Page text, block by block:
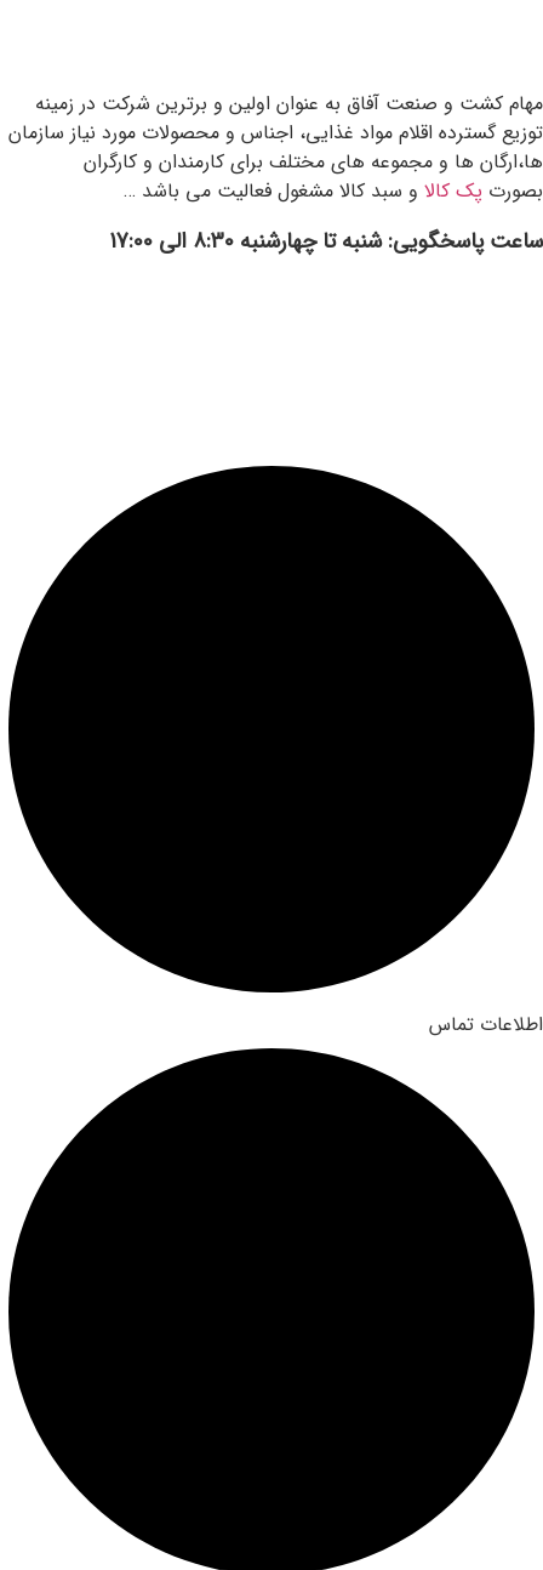
مهام کشت و صنعت آفاق به عنوان اولین و برترین شرکت در زمینه
توزیع گسترده اقلام مواد غذایی، اجناس و محصولات مورد نیاز سازمان
ها،ارگان ها و مجموعه های مختلف برای کارمندان و کارگران
بصورت پک کالا و سبد کالا مشغول فعالیت می باشد …
ساعت پاسخگویی: شنبه تا چهارشنبه 8:30 الی 17:00
اطلاعات تماس